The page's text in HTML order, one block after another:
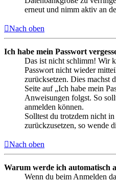
erneut und nimm aktiv an
Nach oben
Ich habe mein Passwort
Das ist nicht schlimm! Wir
Passwort nicht wieder
zurücksetzen. Dies machst
Seite auf „Ich habe mein
Anweisungen folgst. So
anmelden können.
Solltest du trotzdem nicht
zurückzusetzen, so wende
Nach oben
Warum werde ich automatisch
Wenn du beim Anmelden